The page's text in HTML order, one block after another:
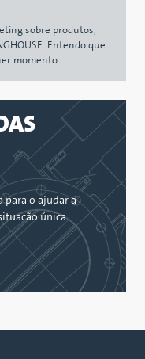
sobre produtos,
Entendo que
momento.
para o ajudar a
única.